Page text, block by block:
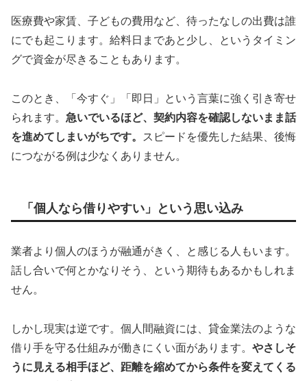
医療費や家賃、子どもの費用など、待ったなしの出費は誰
にでも起こります。給料日まであと少し、というタイミン
グで資金が尽きることもあります。
このとき、「今すぐ」「即日」という言葉に強く引き寄せ
られます。 急いでいるほど、契約内容を確認しないまま話
を進めてしまいがちです。
スピードを優先した結果、後悔
につながる例は少なくありません。
「個人なら借りやすい」という思い込み
業者より個人のほうが融通がきく、と感じる人もいます。
話し合いで何とかなりそう、という期待もあるかもしれま
せん。
しかし現実は逆です。個人間融資には、貸金業法のような
借り手を守る仕組みが働きにくい面があります。 やさしそ
うに見える相手ほど、距離を縮めてから条件を変えてくる